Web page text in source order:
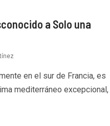
a Solo una
en el sur de Francia, es
mediterráneo excepcional,